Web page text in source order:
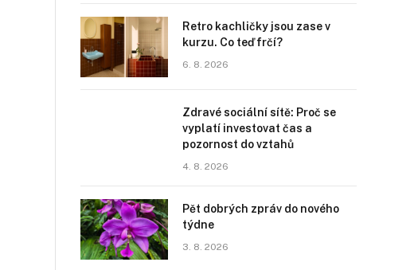
Retro kachličky jsou zase v
kurzu. Co teď frčí?
6. 8. 2026
Zdravé sociální sítě: Proč se
vyplatí investovat čas a
pozornost do vztahů
4. 8. 2026
Pět dobrých zpráv do nového
týdne
3. 8. 2026